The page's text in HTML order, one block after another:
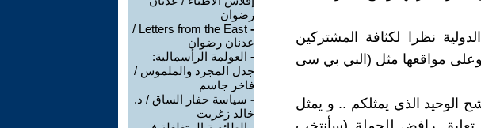
نظرا لكثافة المشتركين
وعلى مواقعها مثل (البي بي سى
الوحيد الذي يمثلكم .. و يمثل
رضوان
-
Letters from the East /
عدنان رضوان
- العولمة الرأسمالية:
جدل المجرد والملموس /
فاخر جاسم
- سياسة حفار الساق / د.
خالد زغريت